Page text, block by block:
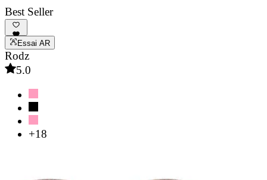
Best Seller
Essai AR
Rodz
5.0
+18